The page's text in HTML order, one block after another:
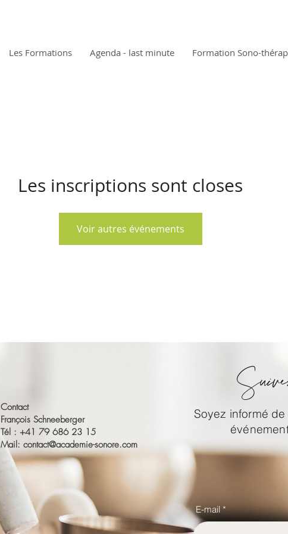
Les Formations Agenda - last minute Formation Sono-
Les inscriptions sont closes
Voir autres événements
Contact
François Schneeberger
Tél : +41 79 686 23 15
Mail: contact@academie-sonore.com
E-mail
Soyez informé